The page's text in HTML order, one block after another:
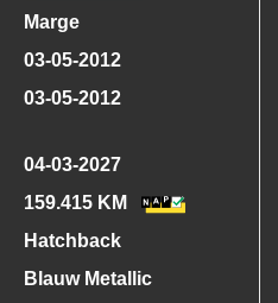
Marge
03-05-2012
03-05-2012
04-03-2027
159.415 KM
Hatchback
Blauw Metallic